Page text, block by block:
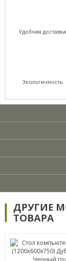
Удобная доставка
Экологичность
ДРУГИЕ
ТОВАРА